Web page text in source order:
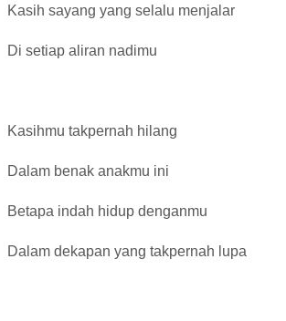
Kasih sayang yang selalu menjalar
Di setiap aliran nadimu
Kasihmu takpernah hilang
Dalam benak anakmu ini
Betapa indah hidup denganmu
Dalam dekapan yang takpernah lupa